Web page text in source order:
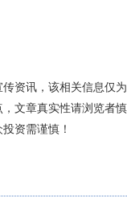
资讯，该相关信息仅为
文章真实性请浏览者慎
资需谨慎！